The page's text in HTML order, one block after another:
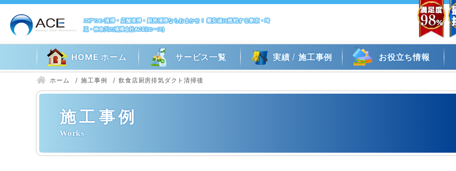
エアコン清掃・店舗清掃・厨房清掃ならおまかせ！ 最安値に挑戦する東京・埼
玉・神奈川の清掃会社ACE(エース)
HOME ホーム サービス一覧 実績/ 施工事例 お役立ち情報
ホーム 施工事例 飲食店厨房排気ダクト清掃後
施工事例